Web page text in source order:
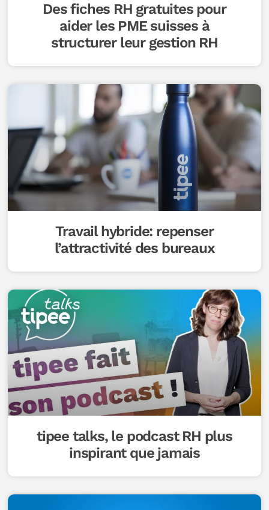
Des fiches RH gratuites pour
aider les PME suisses à
structurer leur gestion RH
Travail hybride: repenser
l’attractivité des bureaux
tipee talks, le podcast RH plus
inspirant que jamais